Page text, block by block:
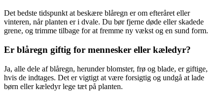
Det bedste tidspunkt at beskære blåregn er om efteråret eller
vinteren, når planten er i dvale. Du bør fjerne døde eller skadede
grene, og trimme tilbage for at fremme ny vækst og en sund form.
Er blåregn giftig for mennesker eller kæledyr?
Ja, alle dele af blåregn, herunder blomster, frø og blade, er giftige,
hvis de indtages. Det er vigtigt at være forsigtig og undgå at lade
børn eller kæledyr lege tæt på planten.